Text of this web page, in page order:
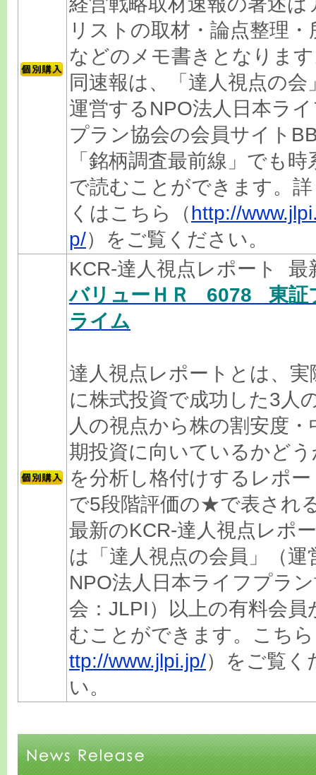
リストの取材・論点整理・
などのメモ書きとなりま
同速報は、「達人視点の会
運営するNPO法人日本ラ
プラン協会の会員サイト
「銘柄調査最前線」でも時
で読むことができます。
くはこちら（http://
p/）をご覧ください。
KCR-達人視点レポート
バリューＨＲ 6078 東証
ライム
達人視点レポートとは、実
に株式投資で成功した3人
人の視点から株の割安度・
期投資に向いているかど
を分析し格付けするレポー
で5段階評価の★で表され
最新のKCR-達人視点レポ
は「達人視点の会員」（運
NPO法人日本ライフプラ
会：JLPI）以上の有料会員
むことができます。こち
ttp://www.jlpi.jp/）をご覧く
い。